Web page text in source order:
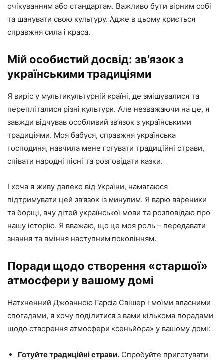
очікуванням або стандартам. Важливо бути вірним собі
та шанувати свою культуру. Адже в цьому криється
справжня сила і краса.
Мій особистий досвід: зв’язок з
українськими традиціями
Я виріс у мультикультурній країні, де змішувалися та
перепліталися різні культури. Але незважаючи на це, я
завжди відчував особливий зв’язок з українськими
традиціями. Моя бабуся, справжня українська
господиня, навчила мене готувати традиційні страви,
співати народні пісні та розповідати казки.
І хоча я живу далеко від України, намагаюся
підтримувати цей зв’язок із минулим. Я варю вареники
та борщі, вчу дітей української мови та розповідаю про
нашу історію. Я вважаю, що це моя роль – передавати
знання та вміння наступним поколінням.
Поради щодо створення «старшої»
атмосфери у вашому домі
Натхненний Джоанною Гарсіа Свішер і моїми власними
спогадами, я хочу поділитися з вами кількома порадами
щодо створення атмосфери «сеньйора» у вашому домі:
Готуйте традиційні страви. Спробуйте приготувати